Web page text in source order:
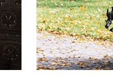
Powozownia